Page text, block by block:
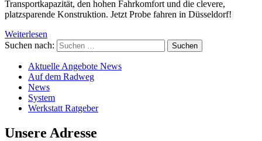
Transportkapazität, den hohen Fahrkomfort und die clevere,
platzsparende Konstruktion. Jetzt Probe fahren in Düsseldorf!
Weiterlesen
Suchen nach:
Aktuelle Angebote News
Auf dem Radweg
News
System
Werkstatt Ratgeber
Unsere Adresse